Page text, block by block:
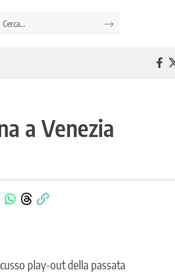
a Venezia
play-out della passata